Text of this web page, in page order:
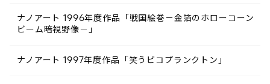
ナノアート 1996年度作品「戦国絵巻－金箔のホローコーン
ビーム暗視野像－」
ナノアート 1997年度作品「笑うピコプランクトン」